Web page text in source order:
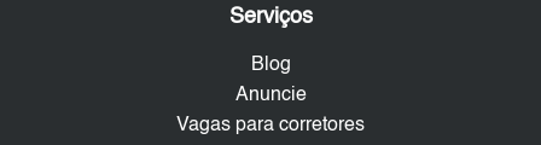
Serviços
Blog
Anuncie
Vagas para corretores